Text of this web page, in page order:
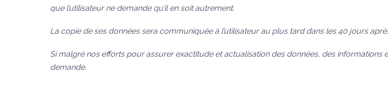
que l’utilisateur ne demande qu’il en soit autrement.
La copie de ses données sera communiquée à l’utilisateur au plus tard dans les 40 jours
Si malgré nos efforts pour assurer exactitude et actualisation des données, des informations
demande.